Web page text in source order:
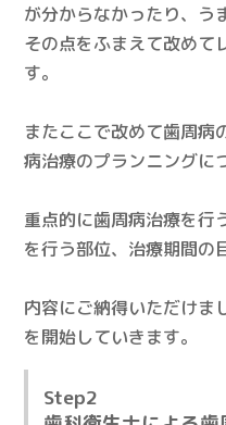
が分からなかったり、う
その点をふまえて改めて
す。
またここで改めて歯周病
病治療のプランニングに
重点的に歯周病治療を行
を行う部位、治療期間の
内容にご納得いただけま
を開始していきます。
Step2